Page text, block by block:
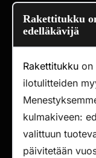
Rakettitukku
edelläkävijä
Rakettitukku on
ilotulitteiden
kulmakiveen:
valittuun
päivitetään